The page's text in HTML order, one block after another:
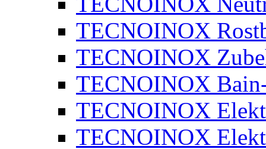
TECNOINOX
TECNOINOX
TECNOINOX
TECNOINOX
TECNOINOX